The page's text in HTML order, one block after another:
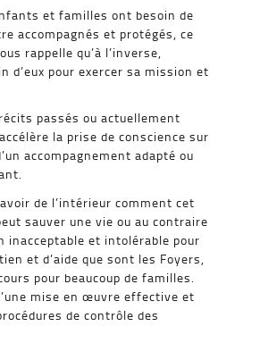
et familles ont besoin de
accompagnés et protégés, ce
rappelle qu’à l’inverse,
d’eux pour exercer sa mission et
passés ou actuellement
la prise de conscience sur
accompagnement adapté ou
de l’intérieur comment cet
sauver une vie ou au contraire
inacceptable et intolérable pour
et d’aide que sont les Foyers,
pour beaucoup de familles.
mise en œuvre effective et
de contrôle des